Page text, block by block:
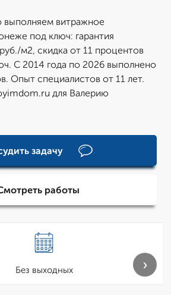
витражное
под ключ: гарантия
м2, скидка от 11 процентов
С 2014 года по 2026 выполнено
Опыт специалистов от 11 лет.
для Валерию
задачу
работы
Без выходных ›